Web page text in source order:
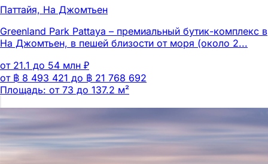
Паттайя, На Джомтьен
Greenland Park Pattaya – премиальный бутик-комплекс в
На Джомтьен, в пешей близости от моря (около 2...
от 21.1 до 54 млн ₽
от ฿ 8 493 421 до ฿ 21 768 692
Площадь: от 73 до 137.2 м²